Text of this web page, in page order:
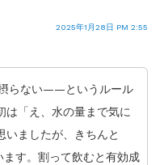
2025年1月28日 PM 2:55
らない——というルール
は「え、水の量まで気に
いましたが、きちんと
す。割って飲むと有効成